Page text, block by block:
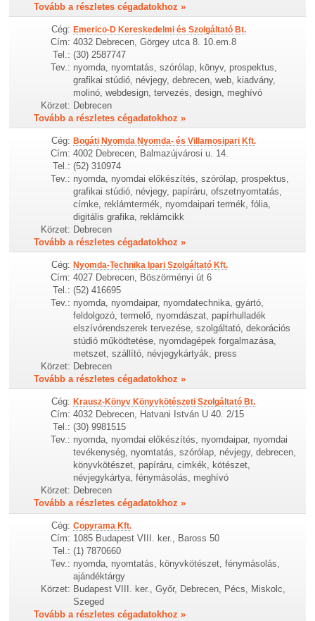
Tovább a részletes cégadatokhoz »
Cég: Emerico-D Kereskedelmi és Szolgáltató Bt.
Cím: 4032 Debrecen, Görgey utca 8. 10.em.8
Tel.: (30) 2587747
Tev.: nyomda, nyomtatás, szórólap, könyv, prospektus,
grafikai stúdió, névjegy, debrecen, web, kiadvány,
molinó, webdesign, tervezés, design, meghívó
Körzet: Debrecen
Tovább a részletes cégadatokhoz »
Cég: Bogáti Nyomda Nyomda- és Villamosipari Kft.
Cím: 4002 Debrecen, Balmazújvárosi u. 14.
Tel.: (52) 310974
Tev.: nyomda, nyomdai előkészítés, szórólap, prospektus,
grafikai stúdió, névjegy, papíráru, ofszetnyomtatás,
címke, reklámtermék, nyomdaipari termék, fólia,
digitális grafika, reklámcikk
Körzet: Debrecen
Tovább a részletes cégadatokhoz »
Cég: Nyomda-Technika Ipari Szolgáltató Kft.
Cím: 4027 Debrecen, Böszörményi út 6
Tel.: (52) 416695
Tev.: nyomda, nyomdaipar, nyomdatechnika, gyártó,
feldolgozó, termelő, nyomdászat, papírhulladék
elszívórendszerek tervezése, szolgáltató, dekorációs
stúdió működtetése, nyomdagépek forgalmazása,
metszet, szállító, névjegykártyák, press
Körzet: Debrecen
Tovább a részletes cégadatokhoz »
Cég: Krausz-Könyv Könyvkötészeti Szolgáltató Bt.
Cím: 4032 Debrecen, Hatvani István U 40. 2/15
Tel.: (30) 9981515
Tev.: nyomda, nyomdai előkészítés, nyomdaipar, nyomdai
tevékenység, nyomtatás, szórólap, névjegy, debrecen,
könyvkötészet, papíráru, cimkék, kötészet,
névjegykártya, fénymásolás, meghívó
Körzet: Debrecen
Tovább a részletes cégadatokhoz »
Cég: Copyrama Kft.
Cím: 1085 Budapest VIII. ker., Baross 50
Tel.: (1) 7870660
Tev.: nyomda, nyomtatás, könyvkötészet, fénymásolás,
ajándéktárgy
Körzet: Budapest VIII. ker., Győr, Debrecen, Pécs, Miskolc,
Szeged
Tovább a részletes cégadatokhoz »